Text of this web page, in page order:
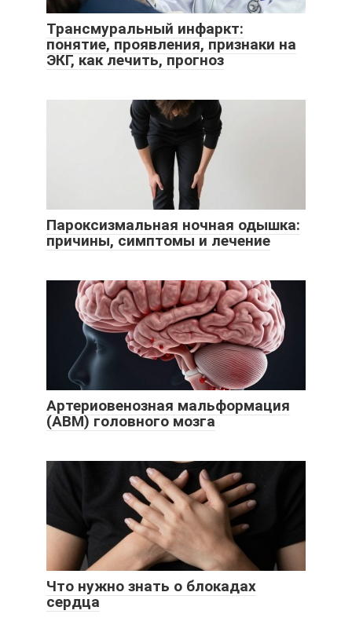
Трансмуральный инфаркт:
понятие, проявления, признаки на
ЭКГ, как лечить, прогноз
Пароксизмальная ночная одышка:
причины, симптомы и лечение
Артериовенозная мальформация
(АВМ) головного мозга
Что нужно знать о блокадах
сердца